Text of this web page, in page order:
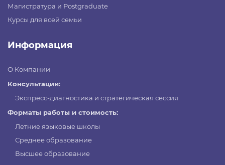
Магистратура и Postgraduate
Курсы для всей семьи
Информация
О Компании
Консультации:
Экспресс-диагностика и стратегическая сессия
Форматы работы и стоимость:
Летние языковые школы
Среднее образование
Высшее образование